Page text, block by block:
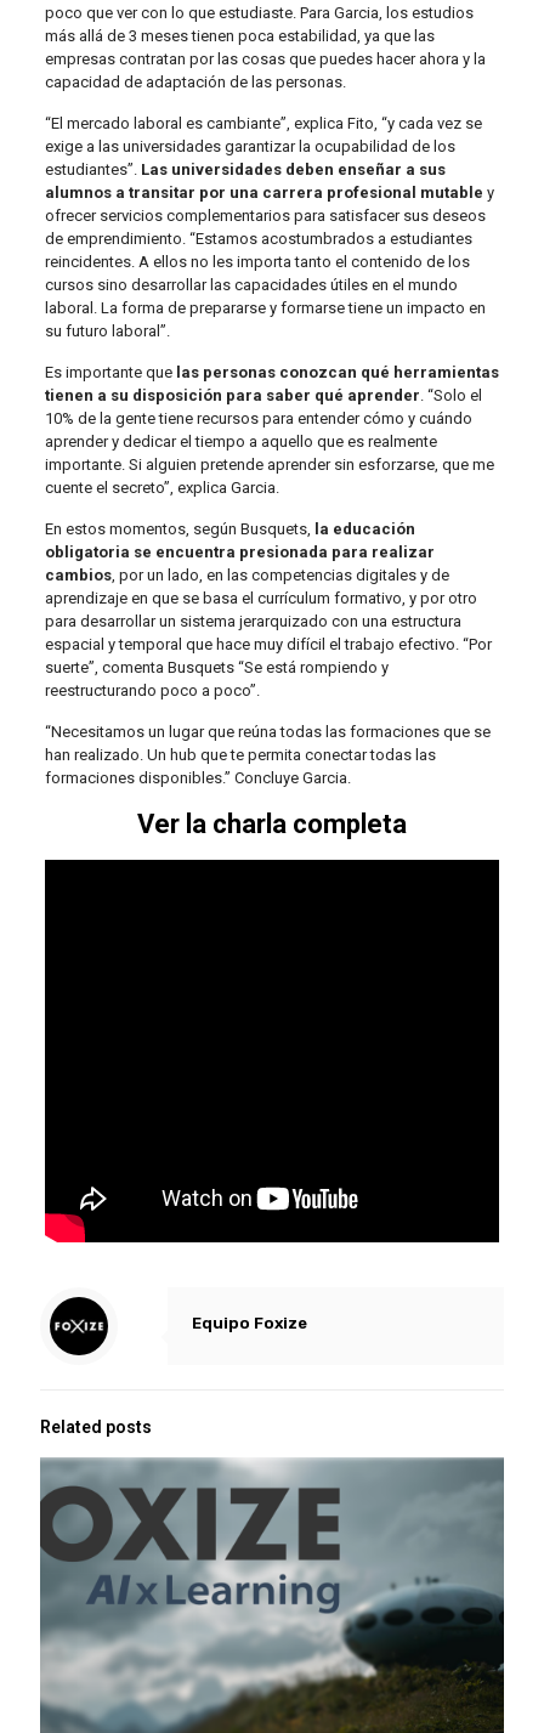
poco que ver con lo que estudiaste. Para Garcia, los estudios
más allá de 3 meses tienen poca estabilidad, ya que las
empresas contratan por las cosas que puedes hacer ahora y la
capacidad de adaptación de las personas.
“El mercado laboral es cambiante”, explica Fito, “y cada vez se
exige a las universidades garantizar la ocupabilidad de los
estudiantes”. Las universidades deben enseñar a sus
alumnos a transitar por una carrera profesional mutable y
ofrecer servicios complementarios para satisfacer sus deseos
de emprendimiento. “Estamos acostumbrados a estudiantes
reincidentes. A ellos no les importa tanto el contenido de los
cursos sino desarrollar las capacidades útiles en el mundo
laboral. La forma de prepararse y formarse tiene un impacto en
su futuro laboral”.
Es importante quelas personas conozcan qué herramientas
tienen a su disposición para saber qué aprender. “Solo el
10% de la gente tiene recursos para entender cómo y cuándo
aprender y dedicar el tiempo a aquello que es realmente
importante. Si alguien pretende aprender sin esforzarse, que me
cuente el secreto”, explica Garcia.
En estos momentos, según Busquets, la educación
obligatoria se encuentra presionada para realizar
cambios, por un lado, en las competencias digitales y de
aprendizaje en que se basa el currículum formativo, y por otro
para desarrollar un sistema jerarquizado con una estructura
espacial y temporal que hace muy difícil el trabajo efectivo. “Por
suerte”, comenta Busquets “Se está rompiendo y
reestructurando poco a poco”.
“Necesitamos un lugar que reúna todas las formaciones que se
han realizado. Un hub que te permita conectar todas las
formaciones disponibles.” Concluye Garcia.
Ver la charla completa
Equipo Foxize
Related posts